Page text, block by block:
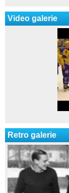
Video galerie
Retro galerie